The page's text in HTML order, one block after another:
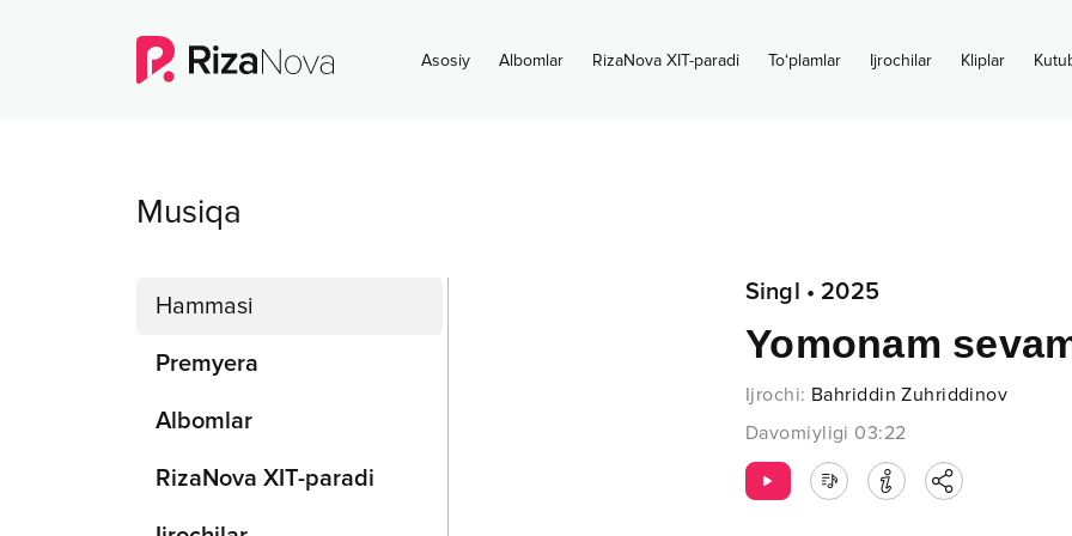
Asosiy Albomlar RizaNova XIT-paradi To‘plamlar Ijrochilar Kliplar
Musiqa
Hammasi
Premyera
Albomlar
RizaNova XIT-paradi
Singl • 2025
Yomonam
Ijrochi: Bahriddin Zuhriddinov
Davomiyligi 03:22